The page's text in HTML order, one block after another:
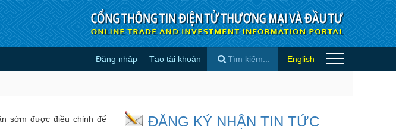
Đăng nhập Tạo tài khoản English
sớm được điều chỉnh để
ĐĂNG KÝ NHẬN TIN TỨC